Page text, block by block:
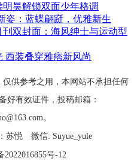
昊解锁双面少年格调
姿：蓝蝶翩跹，优雅新生
双封面：海风绅士与运动型
西装叠穿雅痞新风尚
供参考之用，本网站不承担任何
好有效证件，投稿邮箱：
。
苏悦 微信: Suyue_yule
2022016855号-12